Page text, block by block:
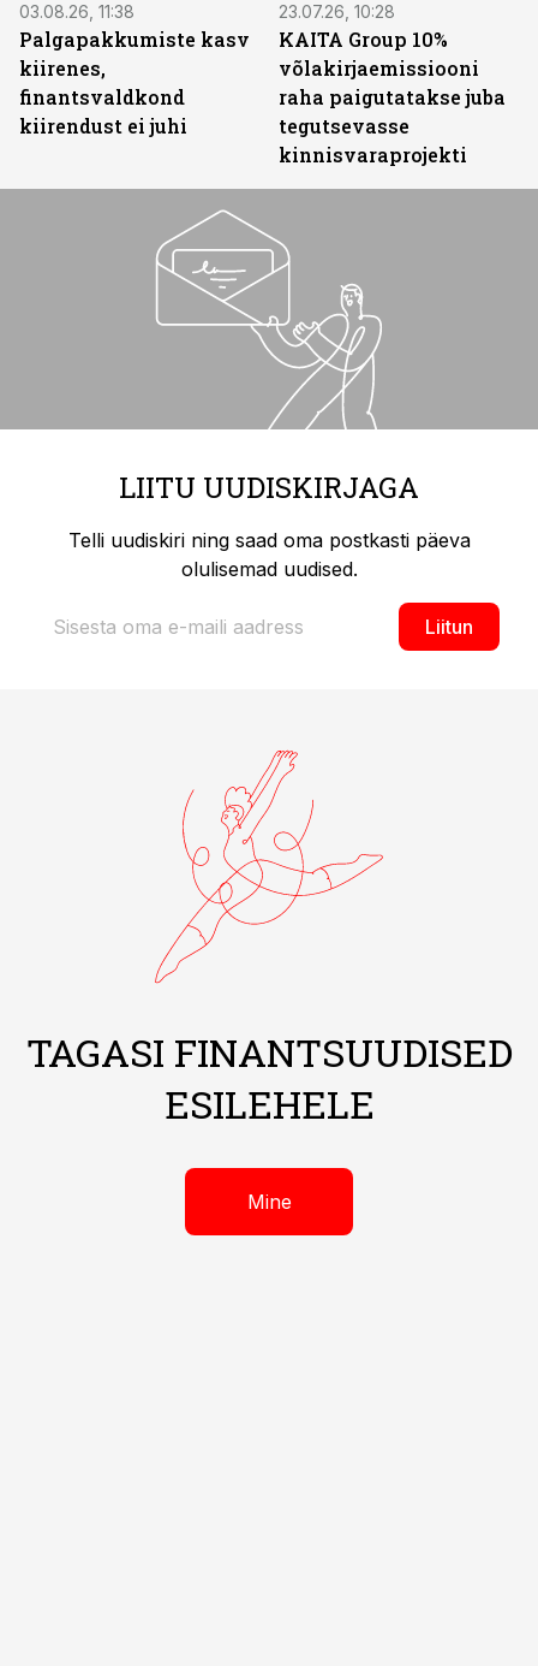
03.08.26, 11:38
Palgapakkumiste kasv
kiirenes,
finantsvaldkond
kiirendust ei juhi
23.07.26, 10:28
KAITA Group 10%
võlakirjaemissiooni
raha paigutatakse juba
tegutsevasse
kinnisvaraprojekti
LIITU UUDISKIRJAGA
Telli uudiskiri ning saad oma postkasti päeva
olulisemad uudised.
Liitun
TAGASI FINANTSUUDISED
ESILEHELE
Mine